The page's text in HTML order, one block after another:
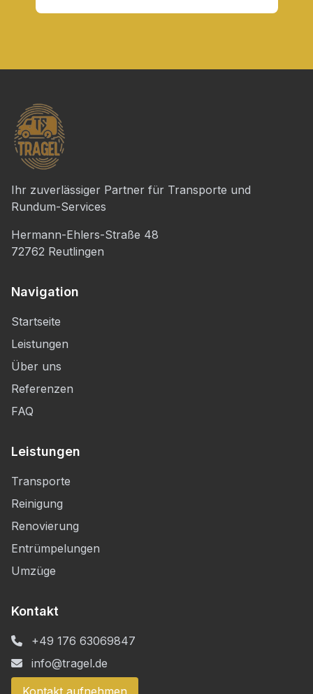
Ihr zuverlässiger Partner für Transporte und
Rundum-Services
Hermann-Ehlers-Straße 48
72762 Reutlingen
Navigation
Startseite
Leistungen
Über uns
Referenzen
FAQ
Leistungen
Transporte
Reinigung
Renovierung
Entrümpelungen
Umzüge
Kontakt
+49 176 63069847
info@tragel.de
Kontakt aufnehmen